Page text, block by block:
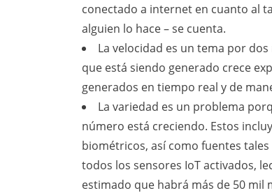
conectado a internet en cuanto al
alguien lo hace – se cuenta.
La velocidad es un tema por
que está siendo generado crece
generados en tiempo real y de
La variedad es un problema
número está creciendo. Estos
biométricos, así como fuentes
todos los sensores IoT activados,
estimado que habrá más de 50 mil